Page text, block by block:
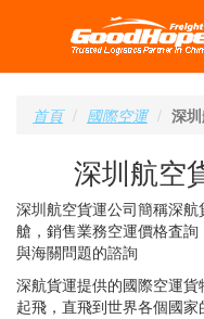
首頁 國際空運 深
深圳航空
深圳航空貨運公司簡稱深
艙，銷售業務空運價格査
與海關問題的諮詢
深航貨運提供的國際空運
起飛，直飛到世界各個國